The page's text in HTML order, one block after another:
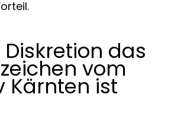
das
vom
Kärnten ist